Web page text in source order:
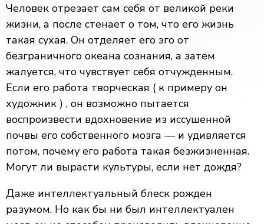
Человек отрезает сам себя от великой реки
жизни, а после стенает о том, что его жизнь
такая сухая. Он отделяет его эго от
безграничного океана сознания, а затем
жалуется, что чувствует себя отчужденным.
Если его работа творческая ( к примеру он
художник ) , он возможно пытается
воспроизвести вдохновение из иссушенной
почвы его собственного мозга — и удивляется
потом, почему его работа такая безжизненная.
Могут ли вырасти культуры, если нет дождя?
Даже интеллектуальный блеск рожден
разумом. Но как бы ни был интеллектуален